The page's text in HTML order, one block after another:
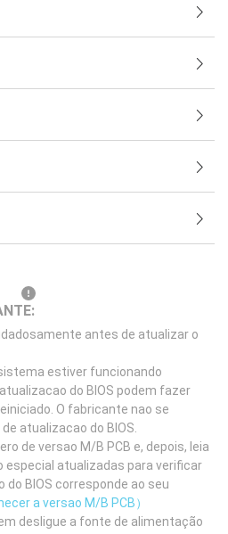
antes de atualizar o
estiver funcionando
do BIOS podem fazer
O fabricante nao se
atualizacao do BIOS.
de versao M/B PCB e, depois, leia
especial atualizadas para verificar
do BIOS corresponde ao seu
a versao M/B PCB）
desligue a fonte de alimentação